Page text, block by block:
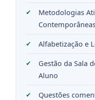
Metodologias
Alfabetização e
Gestão da Sala
Aluno
Questões